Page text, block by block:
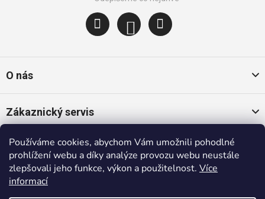
Používáme cookies, abychom Vám umožnili pohodlné
prohlížení webu a díky analýze provozu webu neustále
zlepšovali jeho funkce, výkon a použitelnost. Více
informací
O nás
Zákaznický servis
Oblíbené kategorie
Populární značky